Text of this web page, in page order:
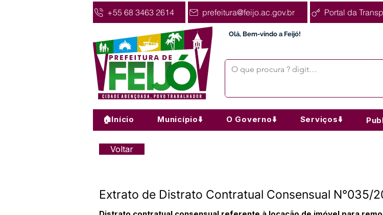
+55 68 3463 2614 prefeitura@feijo.ac.gov.br Portal da
Olá, Bem-vindo a Feijó!
🏠Início Município⬇️ O Governo⬇️ Serviços⬇️
Voltar
Extrato de Distrato Contratual Consensual N°035/